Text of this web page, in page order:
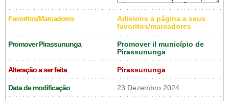
Favoritos/Marcadores
Adicione a página a seus
favoritos/marcadores
Promover Pirassununga
Promover il município de
Pirassununga
Alteração a ser feita Pirassununga
Data de modificação 23 Dezembro 2024